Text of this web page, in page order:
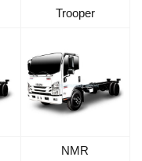
Trooper
NMR